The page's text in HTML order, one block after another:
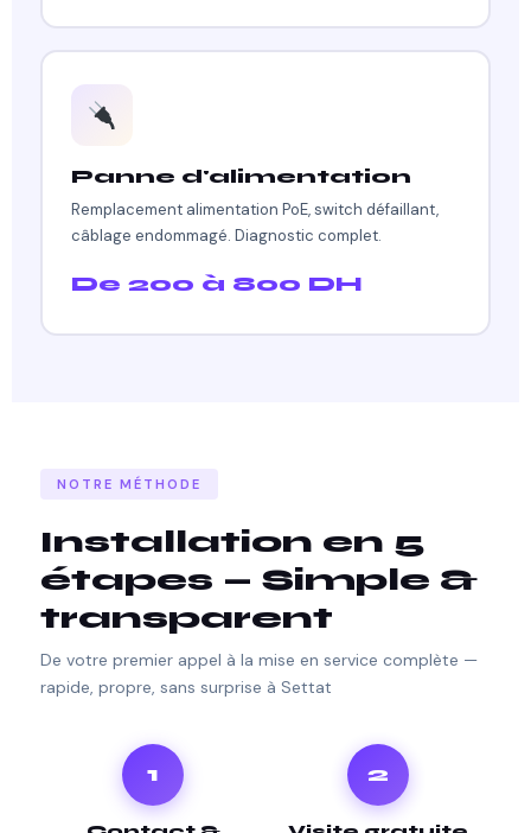
Panne d'alimentation
Remplacement alimentation PoE, switch défaillant,
câblage endommagé. Diagnostic complet.
De 200 à 800 DH
NOTRE MÉTHODE
Installation en 5
étapes — Simple &
transparent
De votre premier appel à la mise en service complète —
rapide, propre, sans surprise à Settat
1 2